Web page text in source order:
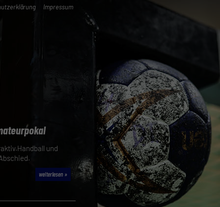
Impressum
und
weiterlesen »